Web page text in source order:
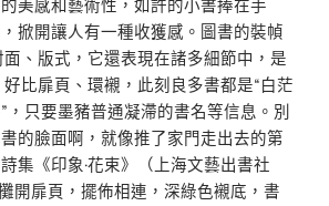
美感和藝術性，如許的小書捧在手
掀開讓人有一種收獲感。圖書的裝幀
、版式，它還表現在諸多細節中，是
比扉頁、環襯，此刻良多書都是“白茫
，只要墨豬普通凝滯的書名等信息。別
的臉面啊，就像推了家門走出去的第
集《印象·花束》（上海文藝出書社
開扉頁，擺佈相連，深綠色襯底，書